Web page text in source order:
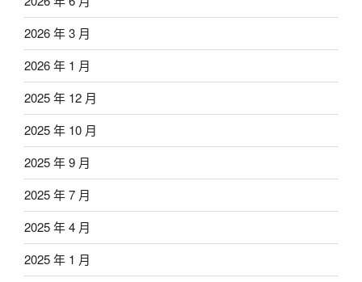
2026 年 3 月
2026 年 1 月
2025 年 12 月
2025 年 10 月
2025 年 9 月
2025 年 7 月
2025 年 4 月
2025 年 1 月